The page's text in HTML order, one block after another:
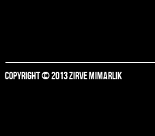
COPYRIGHT © 2013 ZIRVE MIMARLIK